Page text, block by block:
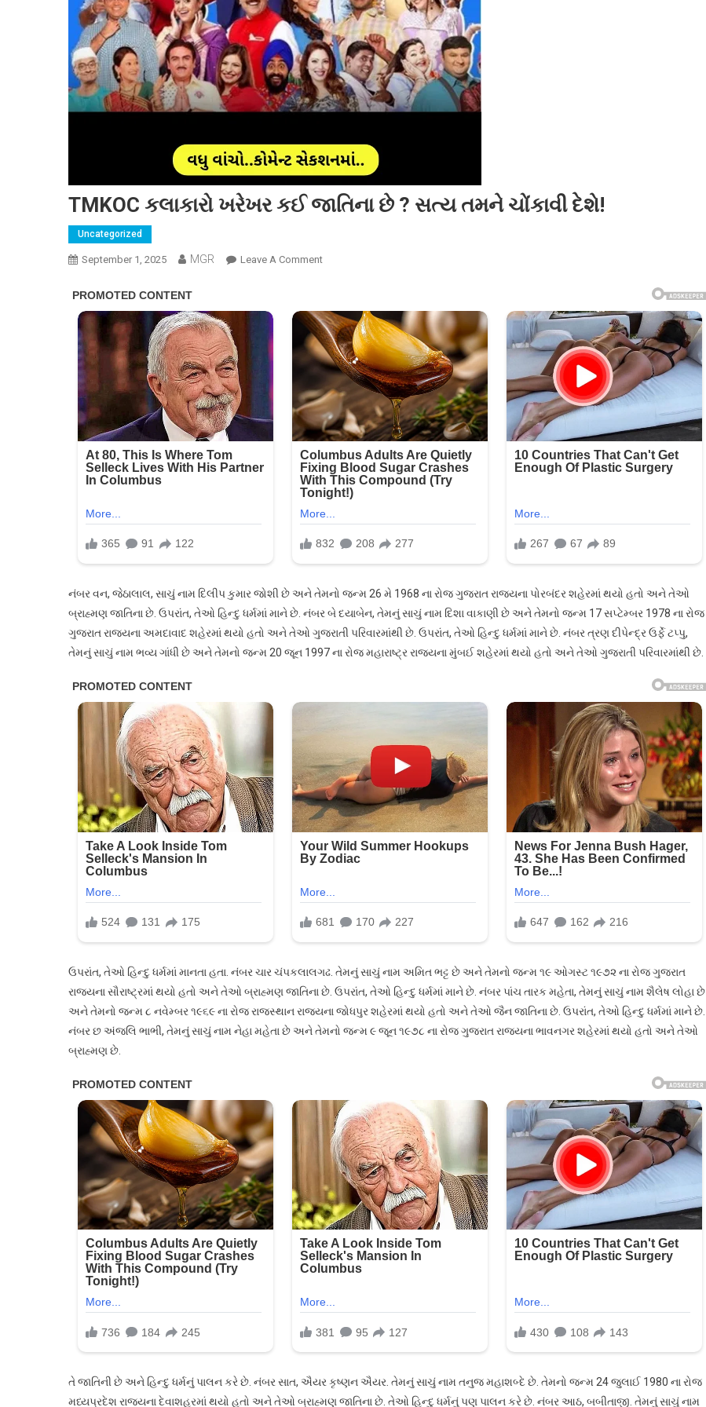
TMKOC કલાકારો ખરેખર કઈ જાતિના છે ? સત્ય તમને ચોંકાવી દેશે!
Uncategorized
September 1, 2025 MGR Leave A CommentOn
ખરેખર
કઈ
જાતિના
છે
?
સત્ય
તમને
ચોંકાવી
દેશે!
નંબર વન, જેઠાલાલ, સાચું નામ દિલીપ કુમાર જોશી છે અને તેમનો જન્મ 26 મે 1968 ના રોજ ગુજરાત રાજ્યના પોરબંદર શહેરમાં થયો હતો અને તેઓ
બ્રાહ્મણ જાતિના છે. ઉપરાંત, તેઓ હિન્દુ ધર્મમાં માને છે. નંબર બે દયાબેન, તેમનું સાચું નામ દિશા વાકાણી છે અને તેમનો જન્મ 17 સપ્ટેમ્બર 1978 ના રોજ
ગુજરાત રાજ્યના અમદાવાદ શહેરમાં થયો હતો અને તેઓ ગુજરાતી પરિવારમાંથી છે. ઉપરાંત, તેઓ હિન્દુ ધર્મમાં માને છે. નંબર ત્રણ દીપેન્દ્ર ઉર્ફે ટપ્પુ,
તેમનું સાચું નામ ભવ્ય ગાંધી છે અને તેમનો જન્મ 20 જૂન 1997 ના રોજ મહારાષ્ટ્ર રાજ્યના મુંબઈ શહેરમાં થયો હતો અને તેઓ ગુજરાતી પરિવારમાંથી છે.
ઉપરાંત, તેઓ હિન્દુ ધર્મમાં માનતા હતા. નંબર ચાર ચંપકલાલગઢ. તેમનું સાચું નામ અમિત ભટ્ટ છે અને તેમનો જન્મ ૧૯ ઓગસ્ટ ૧૯૭૨ ના રોજ ગુજરાત
રાજ્યના સૌરાષ્ટ્રમાં થયો હતો અને તેઓ બ્રાહ્મણ જાતિના છે. ઉપરાંત, તેઓ હિન્દુ ધર્મમાં માને છે. નંબર પાંચ તારક મહેતા, તેમનું સાચું નામ શૈલેષ લોહા છે
અને તેમનો જન્મ ૮ નવેમ્બર ૧૯૬૯ ના રોજ રાજસ્થાન રાજ્યના જોધપુર શહેરમાં થયો હતો અને તેઓ જૈન જાતિના છે. ઉપરાંત, તેઓ હિન્દુ ધર્મમાં માને છે.
નંબર છ અંજલિ ભાભી, તેમનું સાચું નામ નેહા મહેતા છે અને તેમનો જન્મ ૯ જૂન ૧૯૭૮ ના રોજ ગુજરાત રાજ્યના ભાવનગર શહેરમાં થયો હતો અને તેઓ
બ્રાહ્મણ છે.
તે જાતિની છે અને હિન્દુ ધર્મનું પાલન કરે છે. નંબર સાત, ઐયર કૃષ્ણન ઐયર. તેમનું સાચું નામ તનુજ મહાશબ્દે છે. તેમનો જન્મ 24 જુલાઈ 1980 ના રોજ
મધ્યપ્રદેશ રાજ્યના દેવાશહરમાં થયો હતો અને તેઓ બ્રાહ્મણ જાતિના છે. તેઓ હિન્દુ ધર્મનું પણ પાલન કરે છે. નંબર આઠ, બબીતાજી. તેમનું સાચું નામ